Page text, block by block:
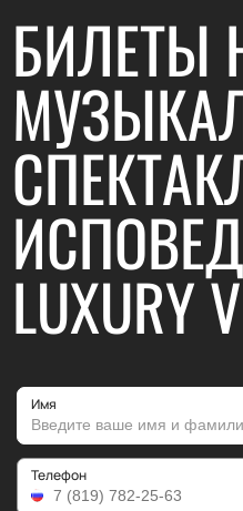
БИЛЕТЫ
LUXURY
Имя
Телефон